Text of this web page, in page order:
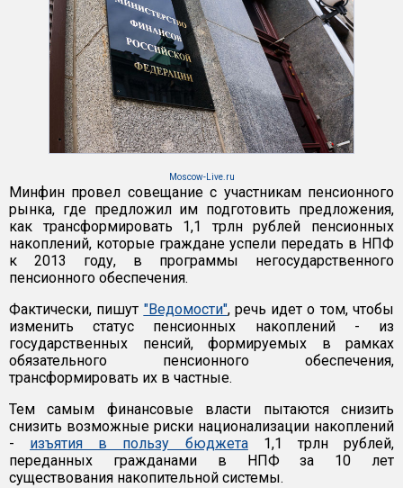
Moscow-Live.ru
Минфин провел совещание с участникам пенсионного
рынка, где предложил им подготовить предложения,
как трансформировать 1,1 трлн рублей пенсионных
накоплений, которые граждане успели передать в НПФ
к 2013 году, в программы негосударственного
пенсионного обеспечения.
Фактически, пишут "Ведомости", речь идет о том, чтобы
изменить статус пенсионных накоплений - из
государственных пенсий, формируемых в рамках
обязательного пенсионного обеспечения,
трансформировать их в частные.
Тем самым финансовые власти пытаются снизить
снизить возможные риски национализации накоплений
- изъятия в пользу бюджета1,1 трлн рублей,
переданных гражданами в НПФ за 10 лет
существования накопительной системы.